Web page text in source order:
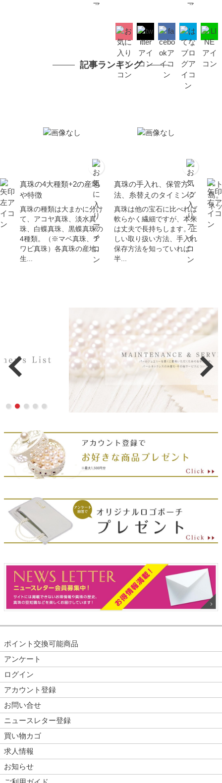
記事ランキング
真珠の4大種類+2の産地
や特徴
真珠の種類は大まかに分け
て、アコヤ真珠、淡水真
珠、白蝶真珠、黒蝶真珠の
4種類。（※マベ真珠、ア
ワビ真珠）各真珠の産地、
生...
真珠の手入れ、保管方
法、糸替えのタイミング
真珠は他の宝石に比べれば
軟らかく繊細ですが、本来
は丈夫で長持ちします。正
しい取り扱い方法、手入れ
保存方法を知っていれば
半...
ベ
島
ネ
ポイント交換可能商品
アンケート
ログイン
アカウント登録
お問い合せ
ニュースレター登録
買い物カゴ
求人情報
お知らせ